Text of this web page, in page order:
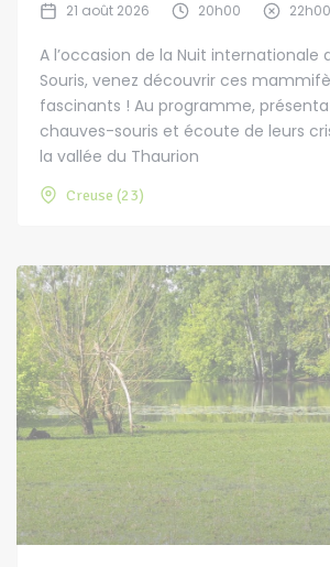
21 août 2026 20h00 22h00
A l’occasion de la Nuit internationale
Souris, venez découvrir ces
fascinants ! Au programme,
chauves-souris et écoute de leurs
la vallée du Thaurion
Creuse (23)